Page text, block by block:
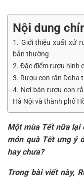
Nội dung
1. Giới thiệu xuất xứ
bản thường
2. Đặc điểm rượu hình
3. Rượu con rắn Doha
4. Nơi bán rượu con
Hà Nội và thành phố
Một mùa Tết nữa lại
món quà Tết ưng ý
hay chưa?
Trong bài viết này,